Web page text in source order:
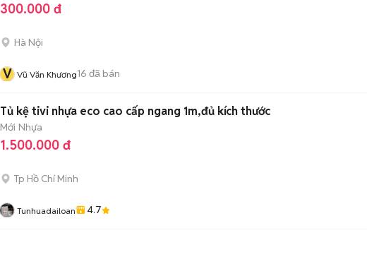
300.000 đ
Hà Nội
V Vũ Văn Khương16 đã bán
Tủ kệ tivi nhựa eco cao cấp ngang 1m,đủ kích thước
Mới Nhựa
1.500.000 đ
Tp Hồ Chí Minh
Tunhuadailoan 4.7